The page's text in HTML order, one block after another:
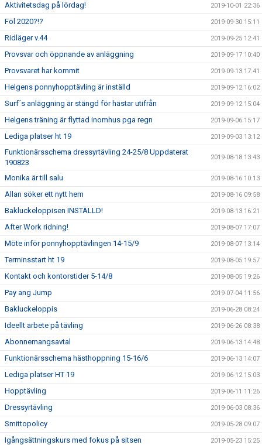
Aktivitetsdag på lördag! 2019-10-01 22:36
Föl 2020?!? 2019-09-30 15:11
Ridläger v.44 2019-09-25 12:41
Provsvar och öppnande av anläggning 2019-09-17 10:40
Provsvaret har kommit 2019-09-13 17:41
Helgens ponnyhopptävling är inställd 2019-09-12 16:02
Surf´s anläggning är stängd för hästar utifrån 2019-09-12 15:04
Helgens träning är flyttad inomhus pga regn 2019-09-06 15:17
Lediga platser ht 19 2019-09-03 13:12
Funktionärsschema dressyrtävling 24-25/8 Uppdaterat
190823
2019-08-18 13:43
Monika är till salu 2019-08-16 10:13
Allan söker ett nytt hem 2019-08-16 09:58
Bakluckeloppisen INSTÄLLD! 2019-08-13 16:21
After Work ridning! 2019-08-07 17:07
Möte inför ponnyhopptävlingen 14-15/9 2019-08-07 13:14
Terminsstart ht 19 2019-08-05 19:57
Kontakt och kontorstider 5-14/8 2019-08-05 19:26
Pay ang Jump 2019-07-04 11:56
Bakluckeloppis 2019-06-28 08:24
Ideellt arbete på tävling 2019-06-26 08:38
Abonnemangsavtal 2019-06-13 14:48
Funktionärsschema hästhoppning 15-16/6 2019-06-13 14:07
Lediga platser HT 19 2019-06-12 15:03
Hopptävling 2019-06-11 11:26
Dressyrtävling 2019-06-03 08:36
Smittopolicy 2019-05-28 09:07
Igångsättningskurs med fokus på sitsen 2019-05-23 15:25